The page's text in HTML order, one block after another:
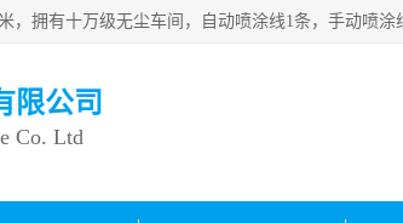
限公司
Co. Ltd